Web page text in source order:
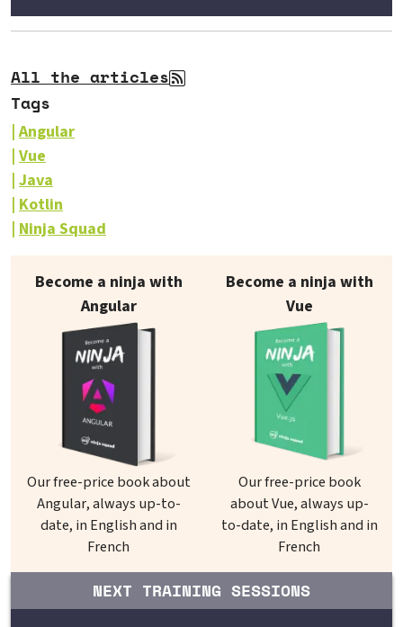
All the articles
Tags
Angular
Vue
Java
Kotlin
Ninja Squad
Our books on sale
Become a ninja with
Angular
Our free-price book about
Angular, always up-to-
date, in English and in
French
Become a ninja with
Vue
Our free-price book
about Vue, always up-
to-date, in English and in
French
NEXT TRAINING SESSIONS